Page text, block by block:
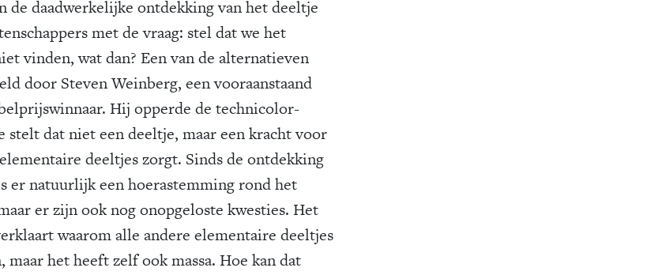
de daadwerkelijke ontdekking van het deeltje
met de vraag: stel dat we het
vinden, wat dan? Een van de alternatieven
door Steven Weinberg, een vooraanstaand
Hij opperde de technicolor-
stelt dat niet een deeltje, maar een kracht voor
deeltjes zorgt. Sinds de ontdekking
er natuurlijk een hoerastemming rond het
er zijn ook nog onopgeloste kwesties. Het
waarom alle andere elementaire deeltjes
maar het heeft zelf ook massa. Hoe kan dat